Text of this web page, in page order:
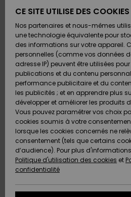
Chaussures
& Tongs
Surf
Snow
Nouveautés
A
Découvrir
Chaussures
& Tongs
Surf
Snow
Nouveautés
A
Découvrir
FEMME
A
Découvrir
Snow
SURF
Surf
Shop
Enfant
Highlights
Communauté
SNOW
Snow
Shop
Enfant
Snow
Shop
Femme
A
Découvrir
Communauté
OUTLET
Enfant
Outlet
Femme
AIDE &
CONTACT
Retours
Paiement
Carte
Cadeau
Quiksilver
Freedom
Protection
des
MAGASINS
QUIKSILVER
CE SITE UTILISE DES COOKIES
Nos partenaires et nous-mêmes
une technologie équivalente pour
des informations sur votre appareil.
personnelles (comme vos données
adresse IP) peuvent être utilisées
publications et du contenu
performance publicitaire et du
les publicités ; et en apprendre plus
développer et améliorer les produits
Vous pouvez paramétrer vos choix
cookies soumis à votre
lorsque les cookies concernés ne
consentement (tels que certains
d’audience). Pour plus
Politique d'utilisation des cookies et
confidentialité